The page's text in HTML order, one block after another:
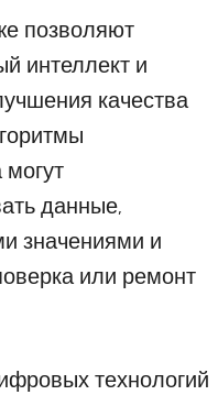
позволяют
интеллект и
качества
могут
данные,
значениями и
или ремонт
технологий